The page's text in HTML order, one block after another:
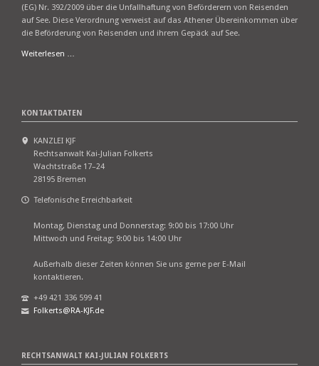
(EG) Nr. 392/2009 über die Unfallhaftung von Beförderern von Reisenden
auf See. Diese Verordnung verweist auf das Athener Übereinkommen über
die Beförderung von Reisenden und ihrem Gepäck auf See.
Weiterlesen …
Kreuzfahrt-
KONTAKTDATEN
KANZLEI KJF
Rechtsanwalt Kai-Julian Folkerts
Wachtstraße 17–24
28195 Bremen
Telefonische Erreichbarkeit
Montag, Dienstag und Donnerstag: 9:00 bis 17:00 Uhr
Mittwoch und Freitag: 9:00 bis 14:00 Uhr
Außerhalb dieser Zeiten können Sie uns gerne per E-Mail
kontaktieren.
+49 421 336 599 41
Folkerts@RA-KJF.de
RECHTSANWALT KAI-JULIAN FOLKERTS